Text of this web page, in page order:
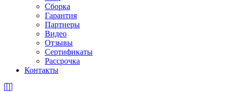
Сборка
Гарантия
Партнеры
Видео
Отзывы
Сертификаты
Рассрочка
Контакты